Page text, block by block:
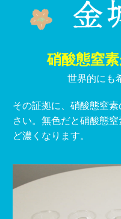
硝酸態窒
世界的にも
その証拠に、硝酸態窒
さい。無色だと硝酸態
ど濃くなります。